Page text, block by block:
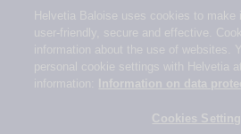
Impressum
Rechtliche Hinweise
Datenschutz
Helvetia Baloise uses cookies to make
user-friendly, secure and effective.
information about the use of websites.
personal cookie settings with Helvetia
information:
Information on data
Cookies